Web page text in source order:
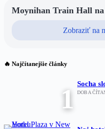
Moynihan Train Hall na
Zobraziť na
🔥 Najčítanejšie články
1 Socha
DOBA